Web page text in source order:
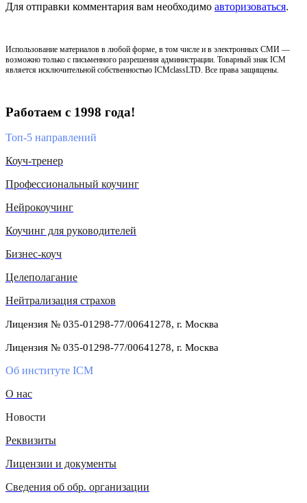
Для отправки комментария вам необходимо авторизоваться.
Использование материалов в любой форме, в том числе и в электронных СМИ —
возможно только с письменного разрешения администрации. Товарный знак ICM
является исключительной собственностью ICMclassLTD. Все права защищены.
Работаем с 1998 года!
Топ-5 направлений
Коуч-тренер
Профессиональный коучинг
Нейрокоучинг
Коучинг для руководителей
Бизнес-коуч
Целеполагание
Нейтрализация страхов
Лицензия № 035-01298-77/00641278, г. Москва
Лицензия № 035-01298-77/00641278, г. Москва
Об институте ICM
О нас
Новости
Реквизиты
Лицензии и документы
Сведения об обр. организации